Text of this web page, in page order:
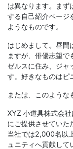
は異なります。まず
する自己紹介ページ
ようなものです。
はじめまして。昼間
ますが、俳優志望
ゼルスに住み、ジャ
す。好きなものはピ
または、このような
XYZ 小道具株式会
にご提供させていた
当社では2,000名以
ュニティへ貢献して